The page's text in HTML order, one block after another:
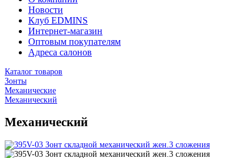
Новости
Клуб EDMINS
Интернет-магазин
Оптовым покупателям
Адреса салонов
Каталог товаров
Зонты
Механические
Механический
Механический